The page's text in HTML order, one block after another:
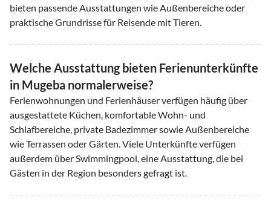
bieten passende Ausstattungen wie Außenbereiche oder
praktische Grundrisse für Reisende mit Tieren.
Welche Ausstattung bieten Ferienunterkünfte
in Mugeba normalerweise?
Ferienwohnungen und Ferienhäuser verfügen häufig über
ausgestattete Küchen, komfortable Wohn- und
Schlafbereiche, private Badezimmer sowie Außenbereiche
wie Terrassen oder Gärten. Viele Unterkünfte verfügen
außerdem über Swimmingpool, eine Ausstattung, die bei
Gästen in der Region besonders gefragt ist.